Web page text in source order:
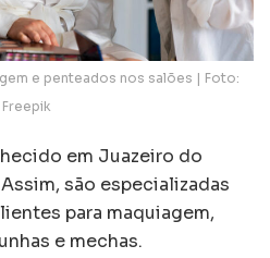
e penteados nos salões | Foto:
Freepik
em Juazeiro do
Assim, são especializadas
para maquiagem,
e mechas.